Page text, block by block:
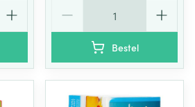
Bestel